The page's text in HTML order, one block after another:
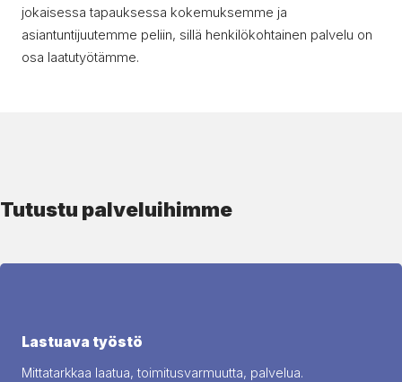
jokaisessa tapauksessa kokemuksemme ja
asiantuntijuutemme peliin, sillä henkilökohtainen palvelu on
osa laatutyötämme.
Tutustu palveluihimme
Lastuava työstö
Mittatarkkaa laatua, toimitusvarmuutta, palvelua.